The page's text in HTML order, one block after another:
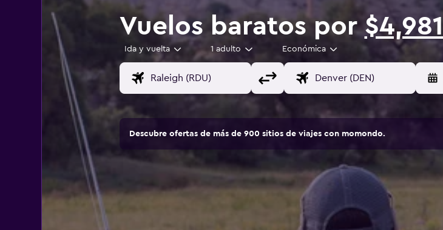
Vuelos baratos por$4,981
Ida y vuelta 1 adulto Económica
Descubre ofertas de más de 900 sitios de viajes con momondo.